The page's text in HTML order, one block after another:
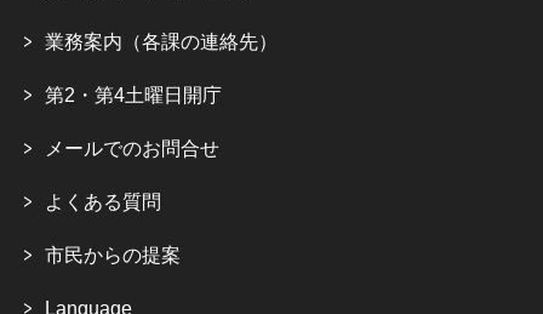
業務案内（各課の連絡先）
第2・第4土曜日開庁
メールでのお問合せ
よくある質問
市民からの提案
Language